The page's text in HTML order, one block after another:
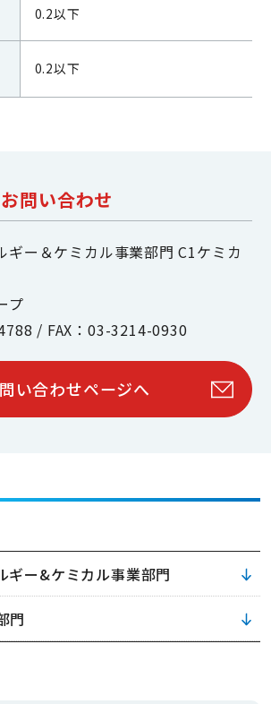
0.2以下
0.2以下
問い合わせ
ギー＆ケミカル事業部門 C1ケミカ
プ
/ FAX：03-3214-0930
い合わせページへ
ギー&ケミカル事業部門
門